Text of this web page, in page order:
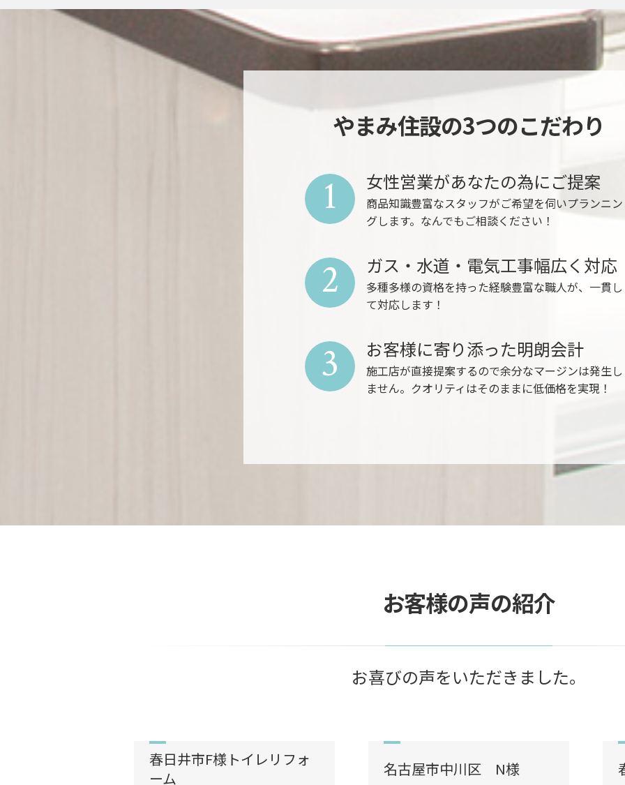
やまみ住設の3つのこだわり
女性営業があなたの為にご提案
商品知識豊富なスタッフがご希望を伺いプランニン
グします。なんでもご相談ください！
1
ガス・水道・電気工事幅広く対応
多種多様の資格を持った経験豊富な職人が、一貫し
て対応します！
2
お客様に寄り添った明朗会計
施工店が直接提案するので余分なマージンは発生し
ません。クオリティはそのままに低価格を実現！
3
お客様の声の紹介
お喜びの声をいただきました。
春日井市F様トイレリフォ
ーム
名古屋市中川区 N様